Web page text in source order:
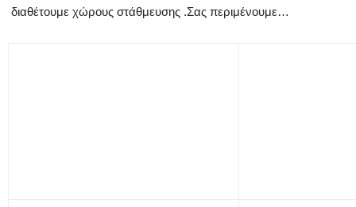
διαθέτουμε χώρους στάθμευσης .Σας περιμένουμε…